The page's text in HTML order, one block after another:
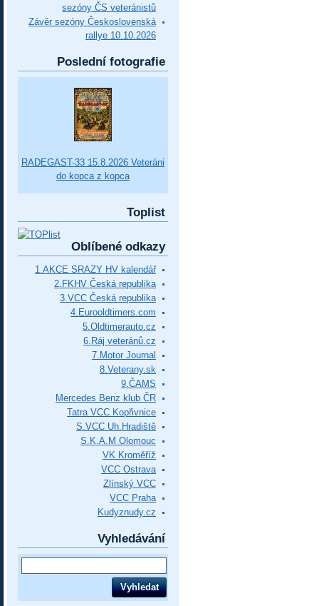
sezóny ČS veteránistů
Závěr sezóny Československá
rallye 10.10.2026
Poslední fotografie
RADEGAST-33 15.8.2026 Veteráni
do kopca z kopca
Toplist
Oblíbené odkazy
1.AKCE SRAZY HV kalendář
2.FKHV Česká republika
3.VCC Česká republika
4.Eurooldtimers.com
5.Oldtimerauto.cz
6.Ráj veteránů.cz
7.Motor Journal
8.Veterany.sk
9.ČAMS
Mercedes Benz klub ČR
Tatra VCC Kopřivnice
S.VCC Uh.Hradiště
S.K.A.M Olomouc
VK Kroměříž
VCC Ostrava
Zlínský VCC
VCC Praha
Kudyznudy.cz
Vyhledávání